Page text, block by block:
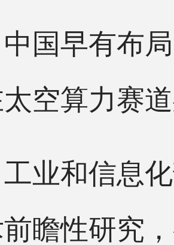
早有布局
空算力赛
和信息化
瞻性研究